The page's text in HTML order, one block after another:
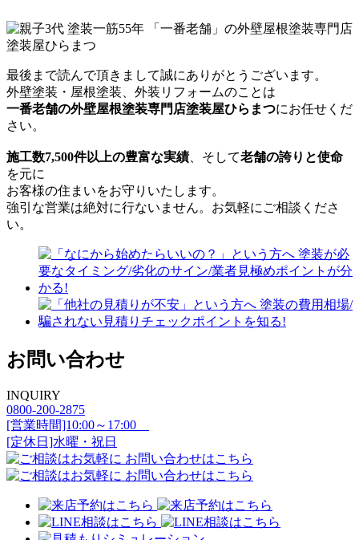
最後まで読んで頂きまして誠にありがとうございます。
外壁塗装・屋根塗装、外装リフォームのことは
一番老舗の外壁屋根塗装専門店塗装屋ひらまつにお任せくだ
さい。
施工数7,500件以上の豊富な実績 、そして老舗の誇りと使命
を元に
お客様の住まいをお守りいたします。
強引な営業は絶対に行ないません。お気軽にご相談くださ
い。
お問い合わせ
INQUIRY
0800-200-2875
[営業時間]10:00～17:00
[定休日]水曜・祝日